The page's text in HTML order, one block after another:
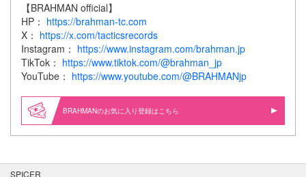
【BRAHMAN official】
HP： https://brahman-tc.com
X： https://x.com/tacticsrecords
Instagram： https://www.instagram.com/brahman.jp
TikTok： https://www.tiktok.com/@brahman_jp
YouTube： https://www.youtube.com/@BRAHMANjp
BRAHMANのお気に入り登録はこちら
SPICER